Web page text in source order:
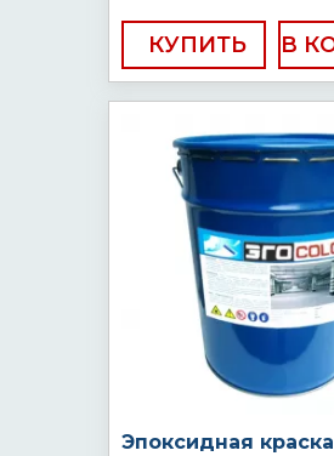
КУПИТЬ
Эпоксидная краска